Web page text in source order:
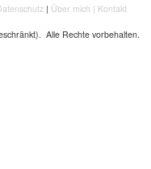
| Über mich | Kontakt
Alle Rechte vorbehalten.